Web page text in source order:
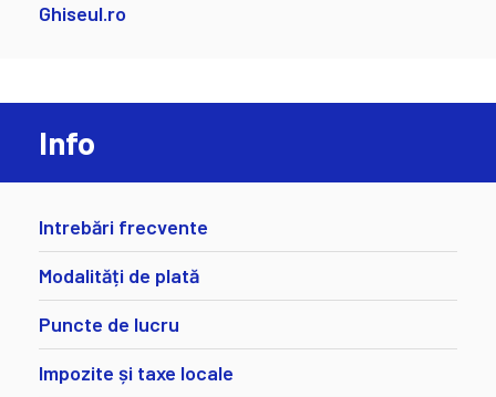
Ghiseul.ro
Info
Intrebări frecvente
Modalități de plată
Puncte de lucru
Impozite și taxe locale